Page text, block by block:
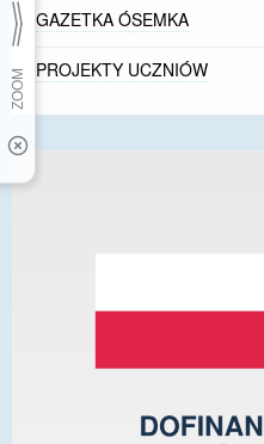
GAZETKA ÓSEMKA
PROJEKTY UCZNIÓW